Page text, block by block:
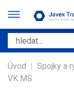
Úvod | Spojky a
VK MS